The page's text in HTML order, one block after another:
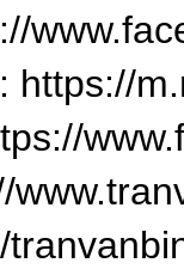
https://